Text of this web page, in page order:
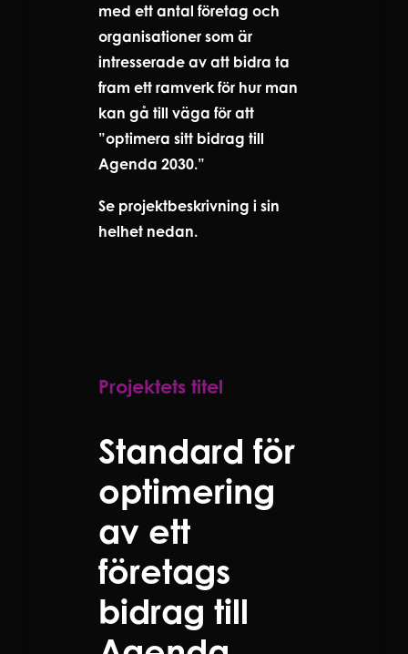
med ett antal företag och
organisationer som är
intresserade av att bidra ta
fram ett ramverk för hur man
kan gå till väga för att
”optimera sitt bidrag till
Agenda 2030.”
Se projektbeskrivning i sin
helhet nedan.
Projektets titel
Standard för
optimering
av ett
företags
bidrag till